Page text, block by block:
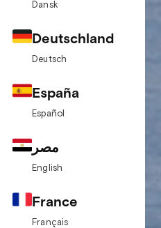
Dansk
Deutschland
Deutsch
España
Español
مصر
English
France
Français